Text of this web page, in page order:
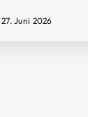
Juni 2026